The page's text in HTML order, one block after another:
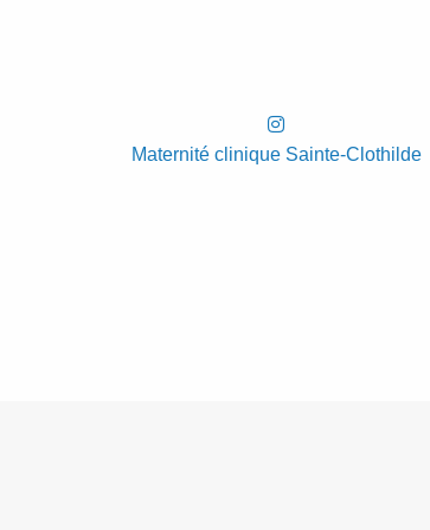
Maternité clinique Sainte-Clothilde